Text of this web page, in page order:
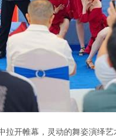
拉开帷幕，灵动的舞姿演绎